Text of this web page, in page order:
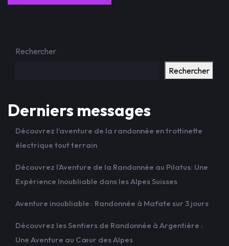
Rechercher
Rechercher
Derniers messages
Découvrez l’aventure de la randonnée en trottinette
électrique tout terrain
Découvrez l’Aventure de la Randonnée au Pilatus: Une
Expérience Inoubliable dans les Alpes Suisses
Aventure inoubliable : Randonnée à Mafate sur 3 jours
Découvrez les Sentiers de Randonnée à Argentière :
Une Aventure au Cœur des Alpes